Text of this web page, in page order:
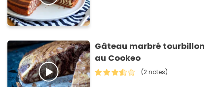
Gâteau marbré tourbillon
au Cookeo
(2 notes)